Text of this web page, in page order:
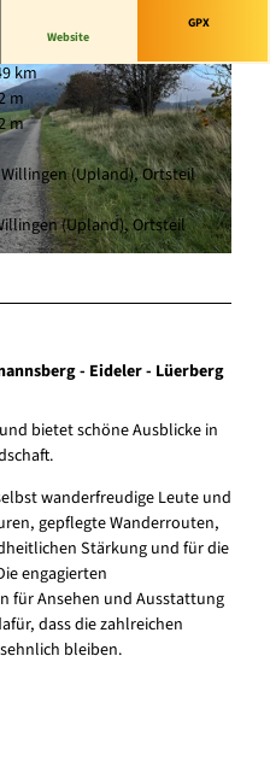
Website
GPX
km
m
m
(Upland), Ortsteil
(Upland), Ortsteil
- Eideler - Lüerberg
bietet schöne Ausblicke in
wanderfreudige Leute und
gepflegte Wanderrouten,
Stärkung und für die
engagierten
für Ansehen und Ausstattung
dass die zahlreichen
bleiben.